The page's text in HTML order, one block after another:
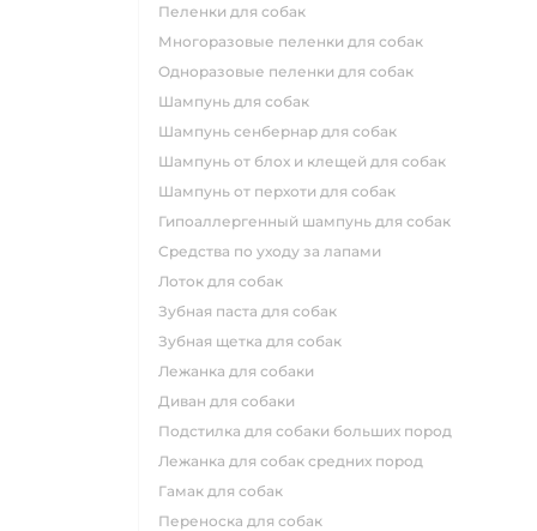
пеленки для собак
многоразовые пеленки для собак
одноразовые пеленки для собак
шампунь для собак
шампунь сенбернар для собак
шампунь от блох и клещей для собак
шампунь от перхоти для собак
гипоаллергенный шампунь для собак
средства по уходу за лапами
лоток для собак
зубная паста для собак
зубная щетка для собак
лежанка для собаки
диван для собаки
подстилка для собаки больших пород
лежанка для собак средних пород
гамак для собак
переноска для собак